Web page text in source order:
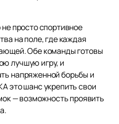
просто спортивное
на поле, где каждая
Обе команды готовы
лучшую игру, и
напряженной борьбы и
это шанс укрепить свои
— возможность проявить